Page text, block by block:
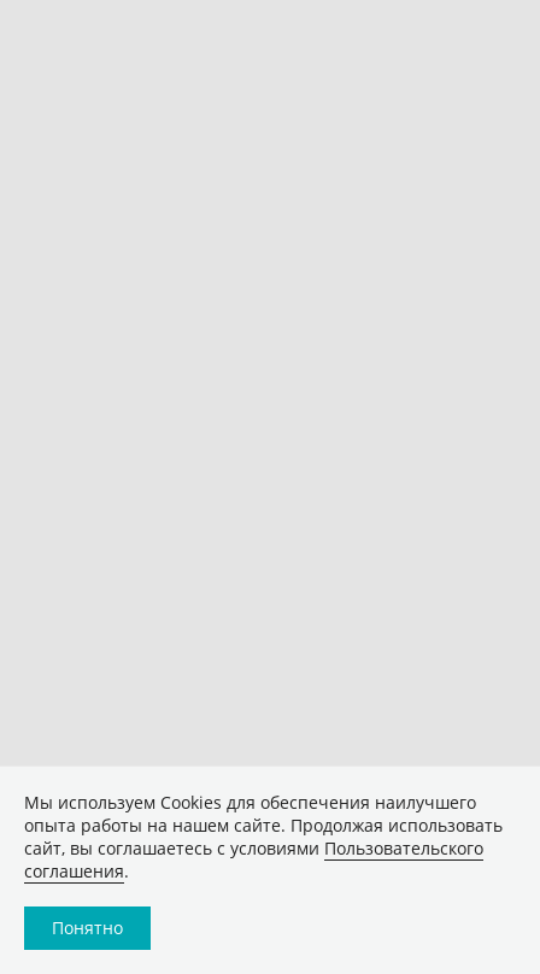
Мы используем Сookies для обеспечения наилучшего
опыта работы на нашем сайте. Продолжая использовать
сайт, вы соглашаетесь с условиями Пользовательского
соглашения.
Понятно